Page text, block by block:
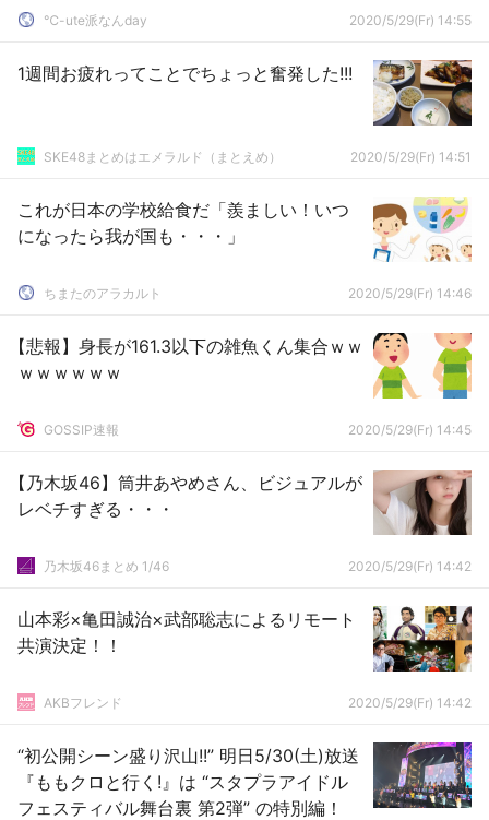
℃-ute派なんday 2020/5/29(Fr) 14:55
1週間お疲れってことでちょっと奮発した!!!
SKE48まとめはエメラルド（まとえめ） 2020/5/29(Fr) 14:51
これが日本の学校給食だ「羨ましい！いつ
になったら我が国も・・・」
ちまたのアラカルト 2020/5/29(Fr) 14:46
【悲報】身長が161.3以下の雑魚くん集合ｗｗ
ｗｗｗｗｗｗ
GOSSIP速報 2020/5/29(Fr) 14:45
【乃木坂46】筒井あやめさん、ビジュアルが
レベチすぎる・・・
乃木坂46まとめ 1/46 2020/5/29(Fr) 14:42
山本彩×亀田誠治×武部聡志によるリモート
共演決定！！
AKBフレンド 2020/5/29(Fr) 14:42
“初公開シーン盛り沢山!!” 明日5/30(土)放送
『ももクロと行く!』は “スタプラアイドル
フェスティバル舞台裏 第2弾” の特別編！